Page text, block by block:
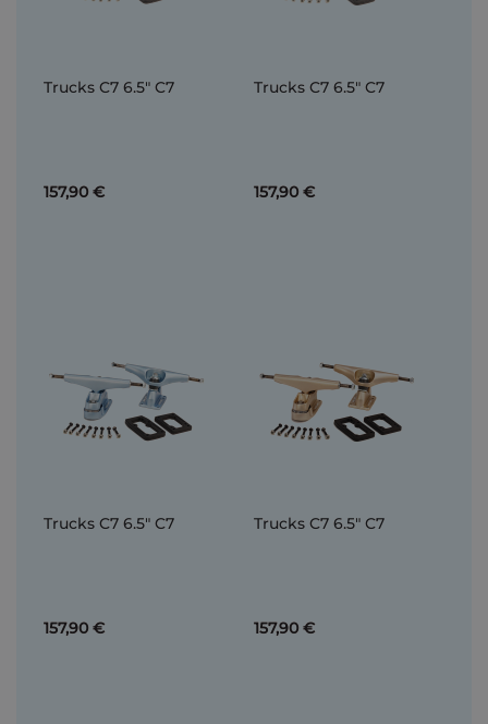
Trucks C7 6.5" C7
157,90 €
Trucks C7 6.5" C7
157,90 €
Trucks C7 6.5" C7
157,90 €
Trucks C7 6.5" C7
157,90 €